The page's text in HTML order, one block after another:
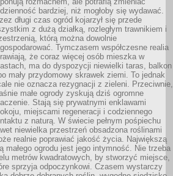
bardziej, niż mogłoby się wydawać.
długi czas ogród kojarzył się przede
z dużą działką, rozległym trawnikiem i
którą można dowolnie
Tymczasem współczesne realia
że coraz więcej osób mieszka w
ma do dyspozycji niewielki taras, balkon
mały przydomowy skrawek ziemi. To jednak
nie oznacza rezygnacji z zieleni. Przeciwnie,
małe ogrody zyskują dziś ogromne
Stają się prywatnymi enklawami
miejscami regeneracji i codziennego
z naturą. W świecie pełnym pośpiechu
niewielka przestrzeń obsadzona roślinami
realnie poprawiać jakość życia. Największą
małego ogrodu jest jego intymność. Nie trzeba
metrów kwadratowych, by stworzyć miejsce,
sprzyja odpoczynkowi. Czasem wystarczy